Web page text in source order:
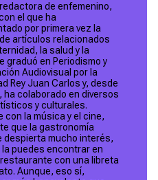
de enfemenino,
el que ha
por primera vez la
artículos relacionados
la salud y la
graduó en Periodismo y
Audiovisual por la
Rey Juan Carlos y, desde
ha colaborado en diversos
y culturales.
con la música y el cine,
que la gastronomía
despierta mucho interés,
la puedes encontrar en
con una libreta
Aunque, eso sí,